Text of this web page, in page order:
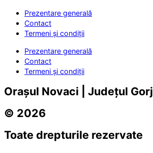
Prezentare generală
Contact
Termeni și condiții
Prezentare generală
Contact
Termeni și condiții
Orașul Novaci | Județul Gorj
© 2026
Toate drepturile rezervate